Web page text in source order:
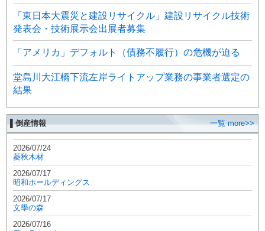
「東日本大震災と建設リサイクル」建設リサイクル技術
発表会・技術展示会出展者募集
「アメリカ」デフォルト（債務不履行）の危機が迫る
堂島川大江橋下流左岸ライトアップ業務の事業者選定の
結果
▌倒産情報 一覧 more>>
2026/07/24
菱秋木材
2026/07/17
昭和ホールディングス
2026/07/17
文學の森
2026/07/16